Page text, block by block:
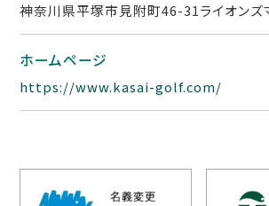
神奈川県平塚市見附町46-31ライオンズ
ホームページ
https://www.kasai-golf.com/